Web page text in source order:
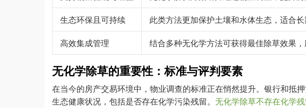
生态环保且可持续 此类方法更加保护土壤和水体生态，适合长
高效集成管理 结合多种无化学方法可获得最佳除草效果
无化学除草的重要性：标准与评判要素
在当今的房产交易环境中，物业调查的标准正在悄然提升。银行和抵
生态健康状况，包括是否存在化学污染残留。 无化学除草不存在化学残